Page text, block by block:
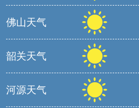
佛山天气
韶关天气
河源天气